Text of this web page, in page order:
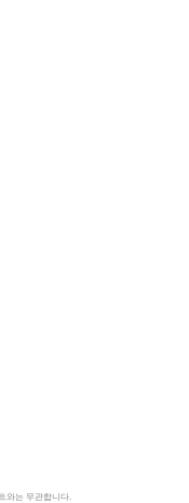
와는 무관합니다.